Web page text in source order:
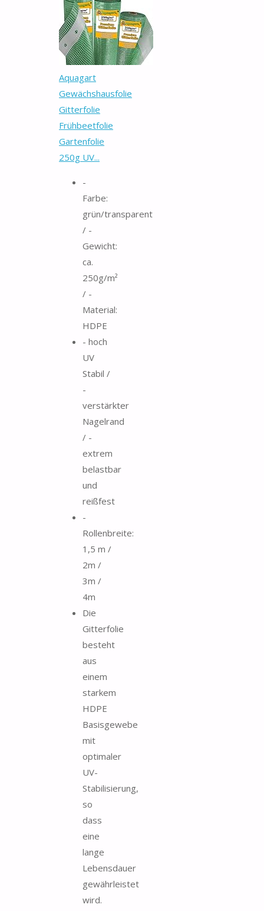
Aquagart
Gewächshausfolie
Gitterfolie
Frühbeetfolie
Gartenfolie
250g UV...
-
Farbe:
grün/transparent
/ -
Gewicht:
ca.
250g/m²
/ -
Material:
HDPE
- hoch
UV
Stabil /
-
verstärkter
Nagelrand
/ -
extrem
belastbar
und
reißfest
-
Rollenbreite:
1,5 m /
2m /
3m /
4m
Die
Gitterfolie
besteht
aus
einem
starkem
HDPE
Basisgewebe
mit
optimaler
UV-
Stabilisierung,
so
dass
eine
lange
Lebensdauer
gewährleistet
wird.